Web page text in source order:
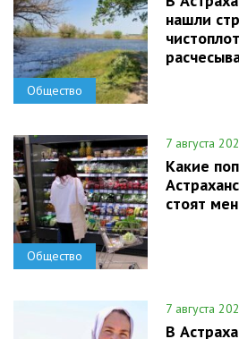
Общество
нашли
Общество
7 августа
Какие
стоят
7 августа
В